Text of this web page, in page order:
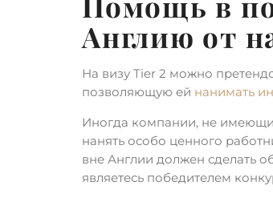
Англию от
На визу Tier 2 можно
позволяющую ей нанимать
Иногда компании, не
нанять особо ценного
вне Англии должен сделать
являетесь победителем